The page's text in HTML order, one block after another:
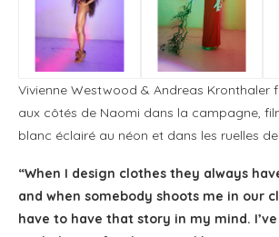
Vivienne Westwood & Andreas Kronthaler
aux côtés de Naomi dans la campagne,
blanc éclairé au néon et dans les ruelles de
“When I design clothes they always
and when somebody shoots me in our
have to have that story in my mind.